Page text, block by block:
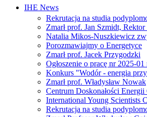
IHE News
Rekrutacja na studia
Zmarł prof. Jan Szmidt,
Natalia Mikos-Nuszkiewicz
Porozmawiajmy o Energetyce
Zmarł prof. Jacek Przygodzki
Ogłoszenie o pracę nr 2025-
Konkurs "Wodór - energia
Zmarł prof. Władysław Nowak
Centrum Doskonałości
International Young Scientists
Rekrutacja na studia